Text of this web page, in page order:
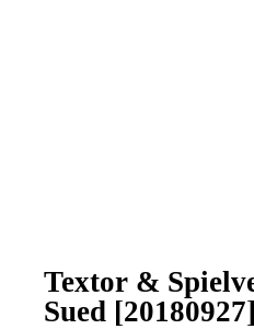
Textor &
Sued [20180927]